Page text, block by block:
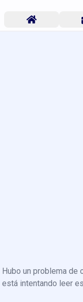
Hubo un problema de
está intentando leer